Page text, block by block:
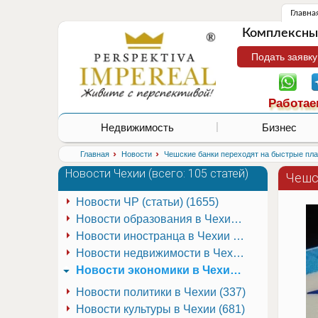
Подать
Недвижимость Бизнес
Главная › Новости › Чешские банки переходят на быстрые
Новости Чехии (всего: 105 статей)
Новости иностранца в Чехии (223)
Новости культуры в Чехии (681)
Новости недвижимости в Чехии (337)
Новости образования в Чехии (251)
Новости политики в Чехии (337)
Новости ЧР (статьи) (1655)
Новости экономики в Чехии (941)